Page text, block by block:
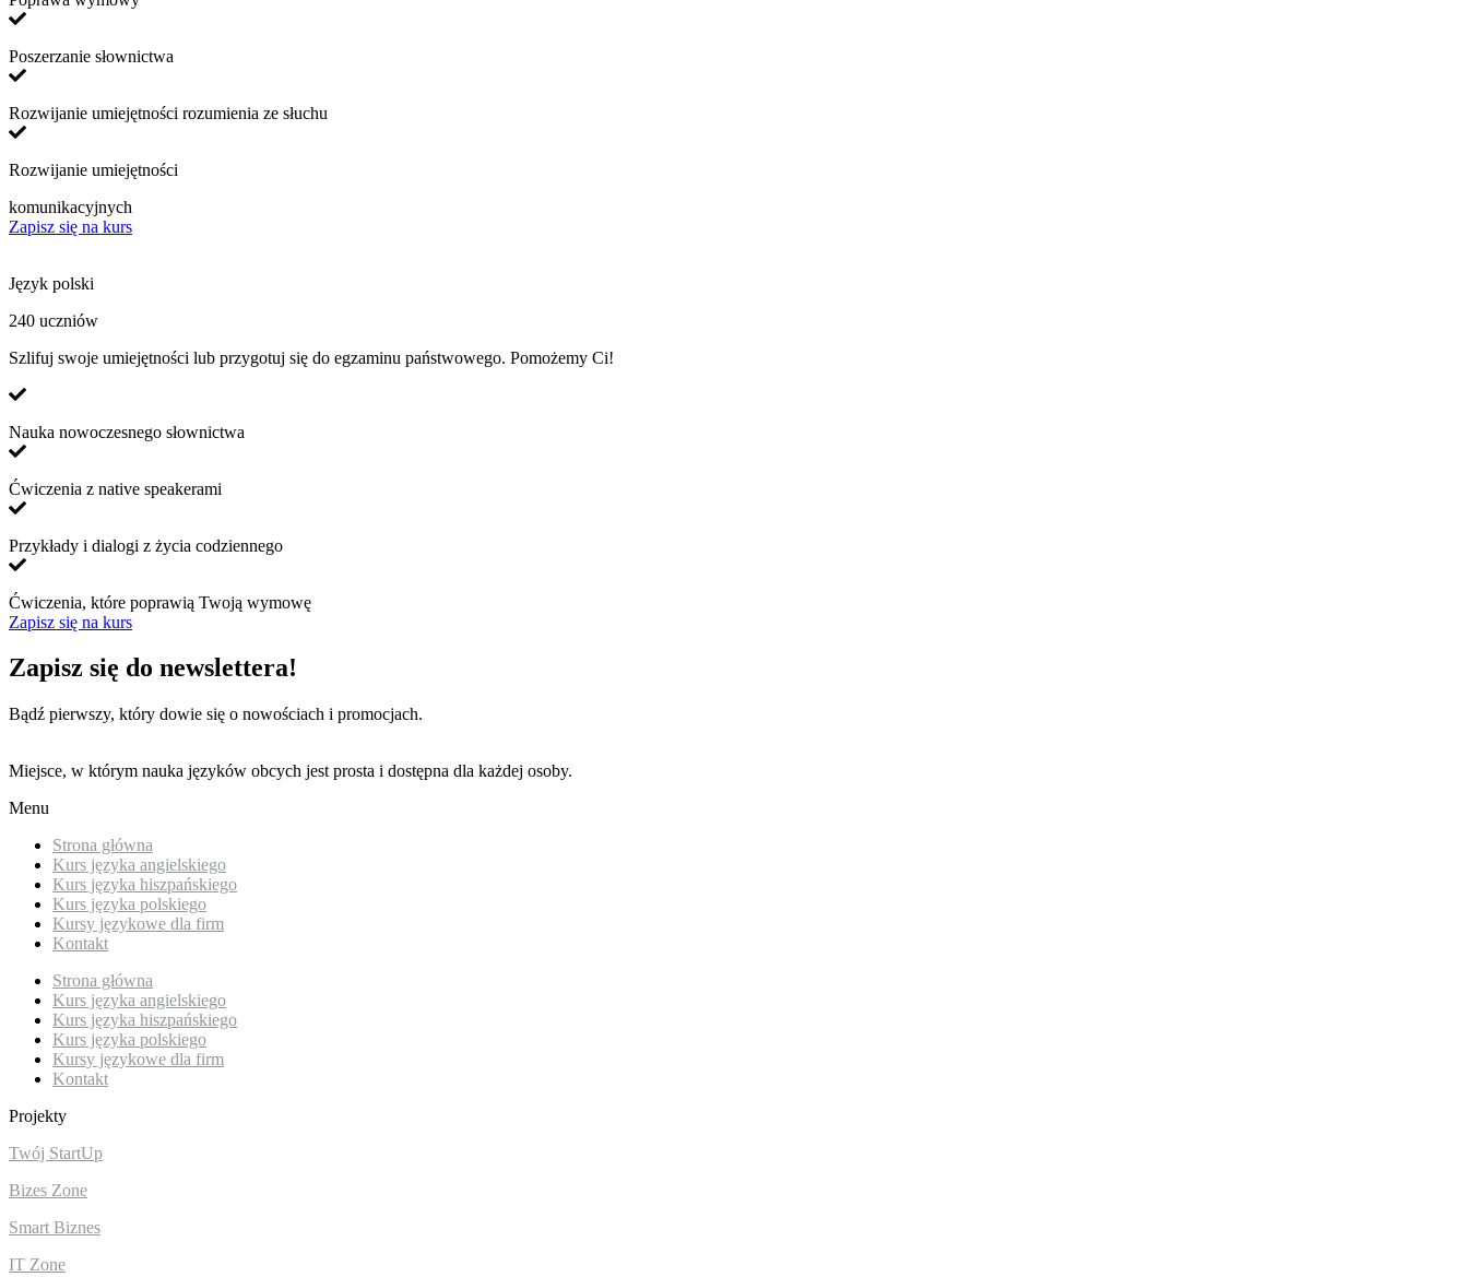
Poszerzanie słownictwa
Rozwijanie umiejętności rozumienia ze słuchu
Rozwijanie umiejętności
komunikacyjnych
Zapisz się na kurs
Język polski
240 uczniów
Szlifuj swoje umiejętności lub przygotuj się do egzaminu państwowego. Pomożemy Ci!
Nauka nowoczesnego słownictwa
Ćwiczenia z native speakerami
Przykłady i dialogi z życia codziennego
Ćwiczenia, które poprawią Twoją wymowę
Zapisz się na kurs
Zapisz się do newslettera!
Bądź pierwszy, który dowie się o nowościach i promocjach.
Miejsce, w którym nauka języków obcych jest prosta i dostępna dla każdej osoby.
Menu
Strona główna
Kurs języka angielskiego
Kurs języka hiszpańskiego
Kurs języka polskiego
Kursy językowe dla firm
Kontakt
Strona główna
Kurs języka angielskiego
Kurs języka hiszpańskiego
Kurs języka polskiego
Kursy językowe dla firm
Kontakt
Projekty
Twój StartUp
Bizes Zone
Smart Biznes
IT Zone